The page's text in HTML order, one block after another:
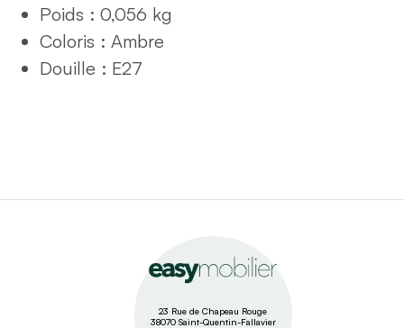
Poids : 0,056 kg
Coloris : Ambre
Douille : E27
23 Rue de Chapeau Rouge
38070 Saint-Quentin-Fallavier